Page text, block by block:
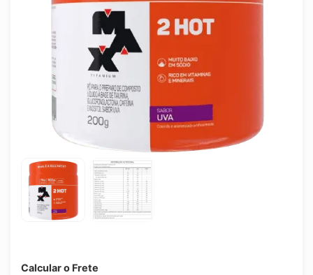
Calcular o Frete